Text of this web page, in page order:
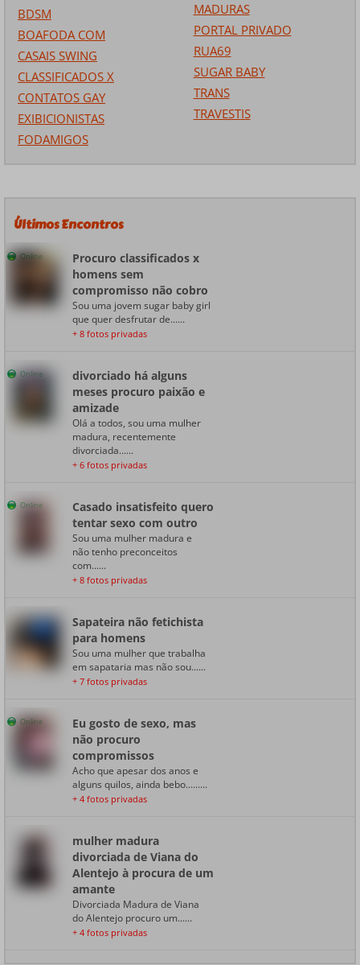
BDSM
BOAFODA COM
CASAIS SWING
CLASSIFICADOS X
CONTATOS GAY
EXIBICIONISTAS
FODAMIGOS
MADURAS
PORTAL PRIVADO
RUA69
SUGAR BABY
TRANS
TRAVESTIS
Últimos Encontros
Online
Procuro classificados x
homens sem
compromisso não cobro
Sou uma jovem sugar baby girl
que quer desfrutar de......
+ 8 fotos privadas
Online
divorciado há alguns
meses procuro paixão e
amizade
Olá a todos, sou uma mulher
madura, recentemente
divorciada......
+ 6 fotos privadas
Online
Casado insatisfeito quero
tentar sexo com outro
Sou uma mulher madura e
não tenho preconceitos
com......
+ 8 fotos privadas
Sapateira não fetichista
para homens
Sou uma mulher que trabalha
em sapataria mas não sou......
+ 7 fotos privadas
Online
Eu gosto de sexo, mas
não procuro
compromissos
Acho que apesar dos anos e
alguns quilos, ainda bebo.........
+ 4 fotos privadas
mulher madura
divorciada de Viana do
Alentejo à procura de um
amante
Divorciada Madura de Viana
do Alentejo procuro um......
+ 4 fotos privadas